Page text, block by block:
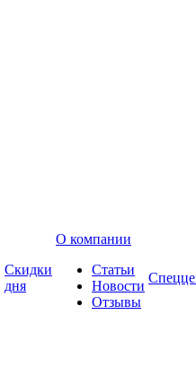
Скидки
дня
О компании
Статьи
Новости
Отзывы